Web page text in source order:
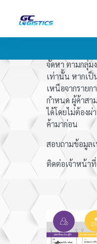
จัดหา ตามกลุ่ม
เท่านั้น หากเป็
เหนือจากรายก
กำหนด ผู้ค้าสา
ได้โดยไม่ต้อง
ค้ามาก่อน
สอบถามข้อมูล
ติดต่อเจ้าหน้า